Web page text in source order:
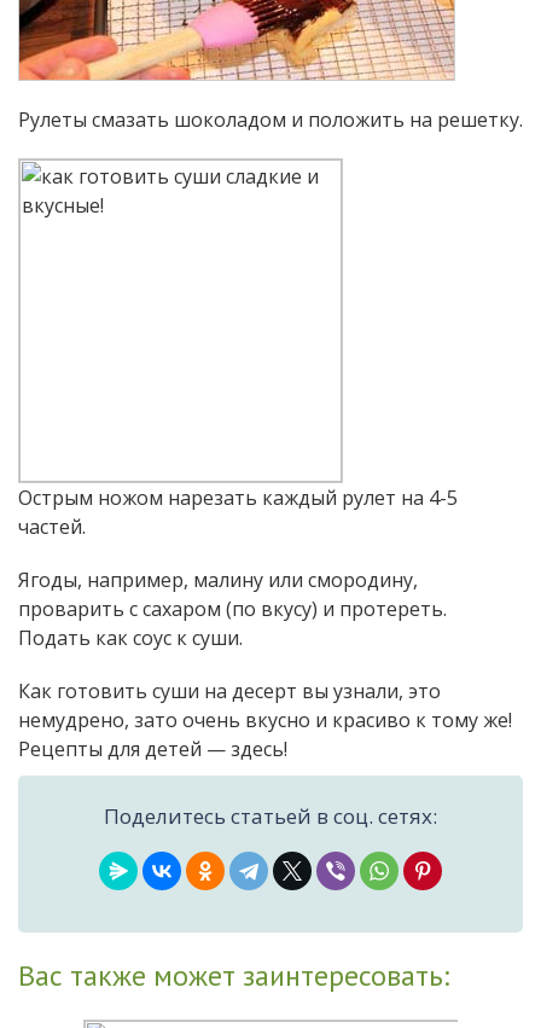
Рулеты смазать шоколадом и положить на решетку.
Острым ножом нарезать каждый рулет на 4-5
частей.
Ягоды, например, малину или смородину,
проварить с сахаром (по вкусу) и протереть.
Подать как соус к суши.
Как готовить суши на десерт вы узнали, это
немудрено, зато очень вкусно и красиво к тому же!
Рецепты для детей — здесь!
Поделитесь статьей в соц. сетях:
Вас также может заинтересовать: